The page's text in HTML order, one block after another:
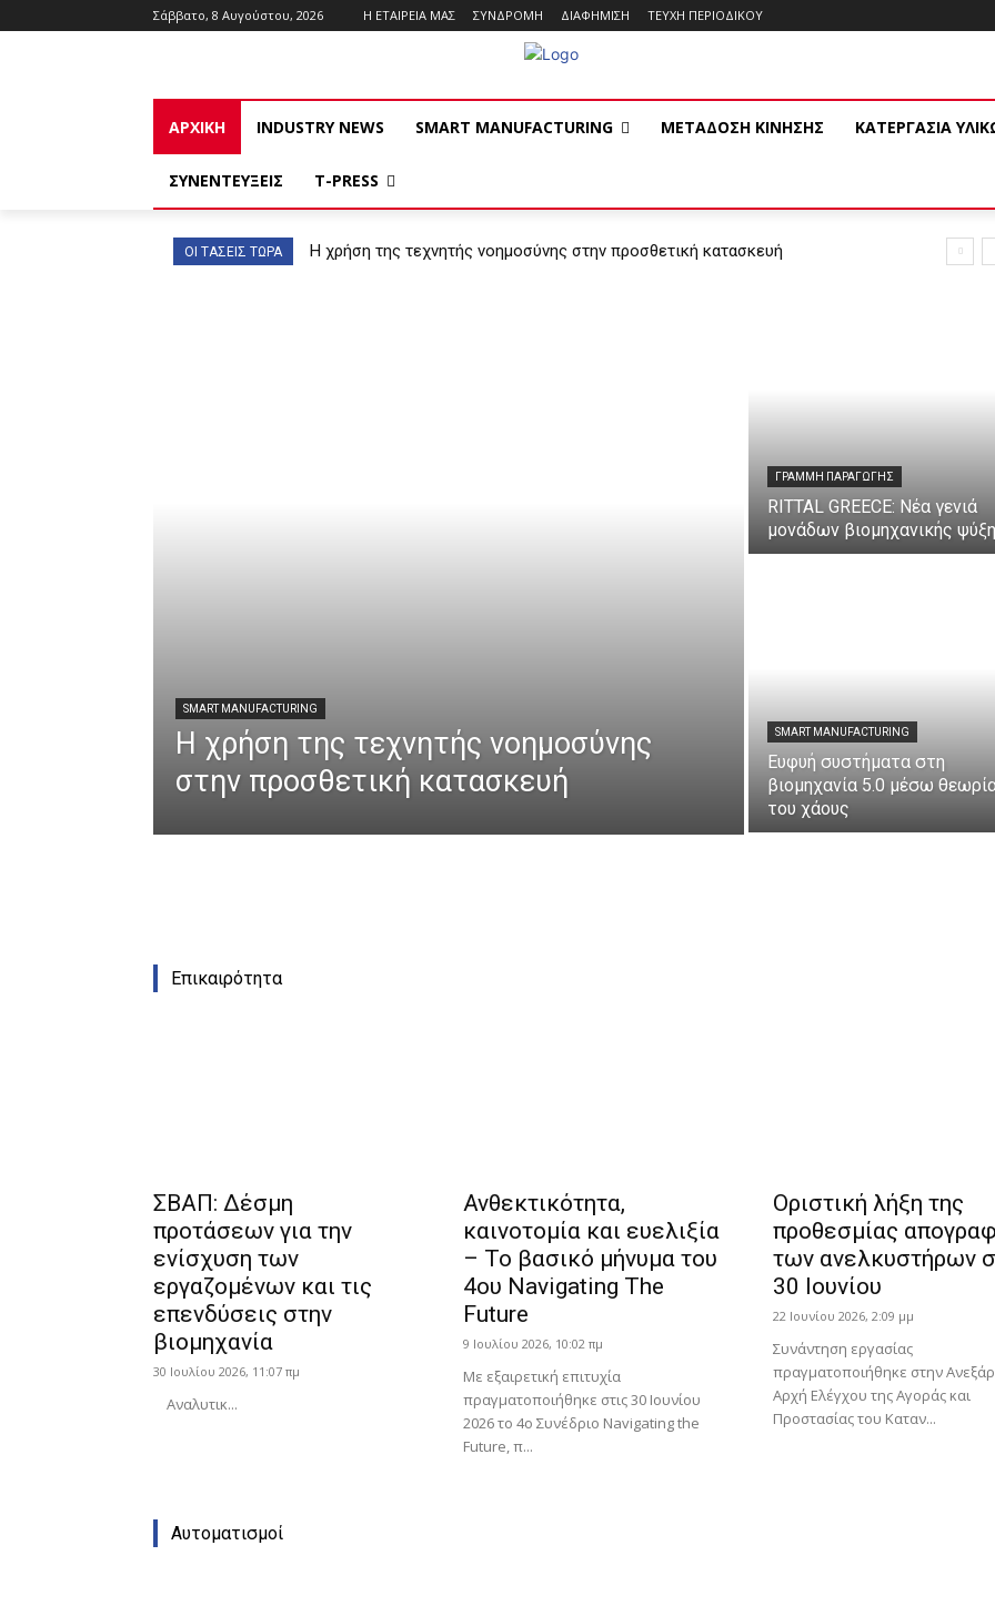
Σάββατο, 8 Αυγούστου, 2026 Η ΕΤΑΙΡΕΙΑ ΜΑΣ ΣΥΝΔΡΟΜΗ ΔΙΑΦΗΜΙΣΗ ΤΕΥΧΗ ΠΕΡΙΟΔΙΚΟΥ
ΑΡΧΙΚΗ INDUSTRY NEWS SMART MANUFACTURING ΜΕΤΑΔΟΣΗ ΚΙΝΗΣΗΣ ΚΑΤΕΡΓΑΣΙΑ
ΣΥΝΕΝΤΕΥΞΕΙΣ T-PRESS
ΟΙ ΤΑΣΕΙΣ ΤΩΡΑ Η χρήση της τεχνητής νοημοσύνης στην προσθετική κατασκευή
SMART MANUFACTURING
Η χρήση της τεχνητής νοημοσύνης
στην προσθετική κατασκευή
ΓΡΑΜΜΉ ΠΑΡΑΓΩΓΉΣ
RITTAL GREECE: Νέα γενιά
μονάδων βιομηχανικής
SMART MANUFACTURING
Ευφυή συστήματα στη
βιομηχανία 5.0 μέσω
του χάους
Επικαιρότητα
ΣΒΑΠ: Δέσμη
προτάσεων για την
ενίσχυση των
εργαζομένων και τις
επενδύσεις στην
βιομηχανία
30 Ιουλίου 2026, 11:07 πμ
Αναλυτικ...
Ανθεκτικότητα,
καινοτομία και ευελιξία
– Το βασικό μήνυμα του
4ου Navigating The
Future
9 Ιουλίου 2026, 10:02 πμ
Με εξαιρετική επιτυχία
πραγματοποιήθηκε στις 30 Ιουνίου
2026 το 4ο Συνέδριο Navigating the
Future, π...
Οριστική λήξη της
προθεσμίας
των ανελκυστήρων
30 Ιουνίου
22 Ιουνίου 2026, 2:09 μμ
Συνάντηση εργασίας
πραγματοποιήθηκε στην
Αρχή Ελέγχου της Αγοράς και
Προστασίας του Καταν...
Αυτοματισμοί